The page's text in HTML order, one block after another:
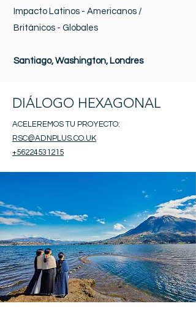
Impacto Latinos - Americanos /
Británicos - Globales
Santiago, Washington, Londres
DIÁLOGO HEXAGONAL
ACELEREMOS TU PROYECTO:
RSC@ADNPLUS.CO.UK
+56224531215